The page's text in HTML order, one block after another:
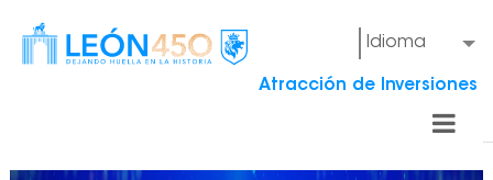
Idioma
Atracción de Inversiones